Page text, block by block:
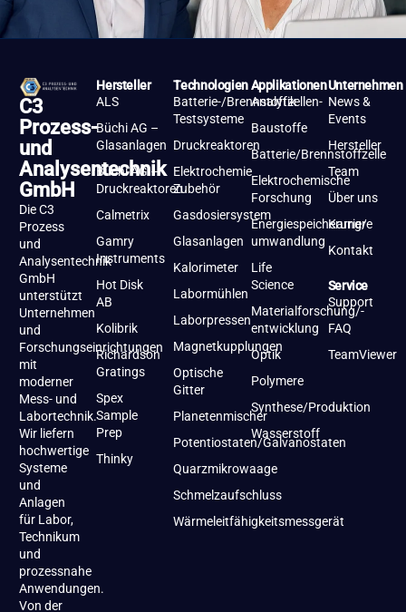
C3
Prozess-
und
Analysentechnik
GmbH
Die C3
Prozess
und
Analysentechnik
GmbH
unterstützt
Unternehmen
und
Forschungseinrichtungen
mit
moderner
Mess- und
Labortechnik.
Wir liefern
hochwertige
Systeme
und
Anlagen
für Labor,
Technikum
und
prozessnahe
Anwendungen.
Von der
Hersteller
ALS
Büchi AG –
Glasanlagen
Büchi AG –
Druckreaktoren
Calmetrix
Gamry
Instruments
Hot Disk
AB
Kolibrik
Richardson
Gratings
Spex
Sample
Prep
Thinky
Technologien
Batterie-/Brennstoffzellen-
Testsysteme
Druckreaktoren
Elektrochemie
Zubehör
Gasdosiersystem
Glasanlagen
Kalorimeter
Labormühlen
Laborpressen
Magnetkupplungen
Optische
Gitter
Planetenmischer
Potentiostaten/Galvanostaten
Quarzmikrowaage
Schmelzaufschluss
Wärmeleitfähigkeitsmessgerät
Applikationen
Analytik
Baustoffe
Batterie/Brennstoffzelle
Elektrochemische
Forschung
Energiespeicherung/-
umwandlung
Life
Science
Materialforschung/-
entwicklung
Optik
Polymere
Synthese/Produktion
Wasserstoff
Unternehmen
News &
Events
Hersteller
Team
Über uns
Karriere
Kontakt
Service
Support
FAQ
TeamViewer